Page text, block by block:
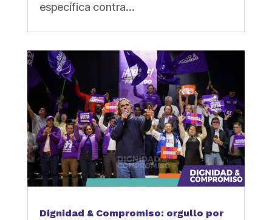
específica contra...
Dignidad & Compromiso: orgullo por